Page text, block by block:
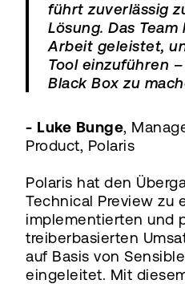
führt zuverlässig
Lösung. Das
Arbeit geleistet,
Tool einzuführen
Black Box zu
- Luke Bunge,
Product, Polaris
Polaris hat den
Technical Preview zu
implementierten und
treiberbasierten
auf Basis von
eingeleitet. Mit